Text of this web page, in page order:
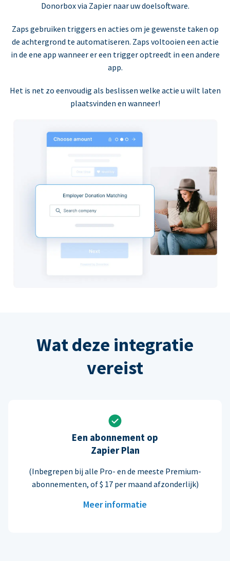
Donorbox via Zapier naar uw doelsoftware.
Zaps gebruiken triggers en acties om je gewenste taken op
de achtergrond te automatiseren. Zaps voltooien een actie
in de ene app wanneer er een trigger optreedt in een andere
app.
Het is net zo eenvoudig als beslissen welke actie u wilt laten
plaatsvinden en wanneer!
Wat deze integratie
vereist
Een abonnement op
Zapier Plan
(Inbegrepen bij alle Pro- en de meeste Premium-
abonnementen, of $ 17 per maand afzonderlijk)
Meer informatie